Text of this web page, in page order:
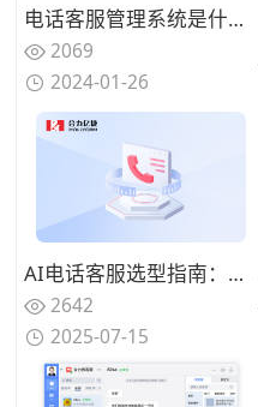
电话客服管理系统是什么系统？电话客服的应用解析
2069
2024-01-26
AI电话客服选型指南：国内外厂商对比与避坑建议
2642
2025-07-15